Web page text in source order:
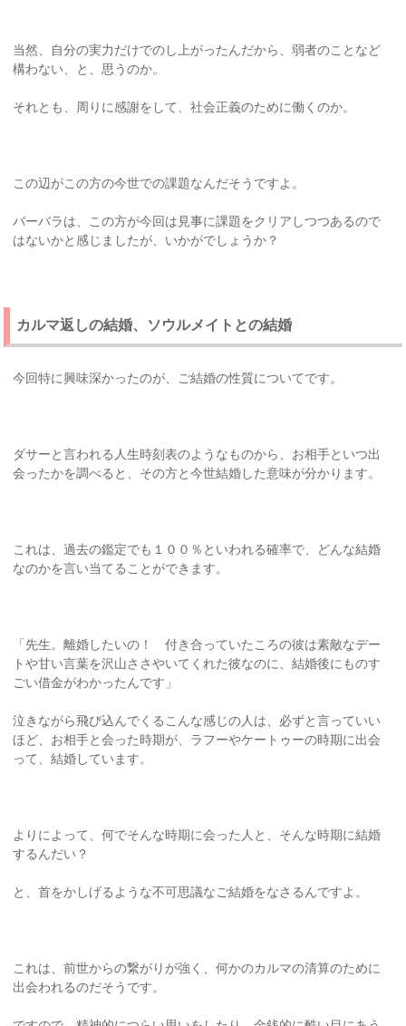
当然、自分の実力だけでのし上がったんだから、弱者のことなど
構わない、と、思うのか。
それとも、周りに感謝をして、社会正義のために働くのか。
この辺がこの方の今世での課題なんだそうですよ。
バーバラは、この方が今回は見事に課題をクリアしつつあるので
はないかと感じましたが、いかがでしょうか？
カルマ返しの結婚、ソウルメイトとの結婚
今回特に興味深かったのが、ご結婚の性質についてです。
ダサーと言われる人生時刻表のようなものから、お相手といつ出
会ったかを調べると、その方と今世結婚した意味が分かります。
これは、過去の鑑定でも１００％といわれる確率で、どんな結婚
なのかを言い当てることができます。
「先生。離婚したいの！ 付き合っていたころの彼は素敵なデー
トや甘い言葉を沢山ささやいてくれた彼なのに、結婚後にものす
ごい借金がわかったんです」
泣きながら飛び込んでくるこんな感じの人は、必ずと言っていい
ほど、お相手と会った時期が、ラフーやケートゥーの時期に出会
って、結婚しています。
よりによって、何でそんな時期に会った人と、そんな時期に結婚
するんだい？
と、首をかしげるような不可思議なご結婚をなさるんですよ。
これは、前世からの繋がりが強く、何かのカルマの清算のために
出会われるのだそうです。